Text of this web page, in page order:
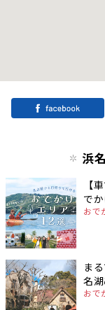
浜
【
で
おで
ま
名
おで